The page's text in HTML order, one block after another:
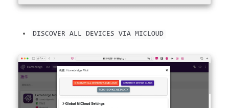
DISCOVER ALL DEVICES VIA MICLOUD